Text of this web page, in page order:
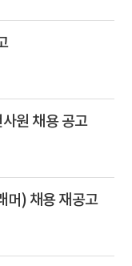
원 채용 공고
머) 채용 재공고